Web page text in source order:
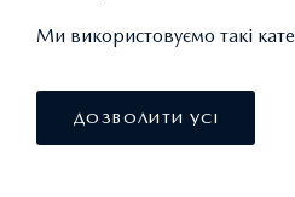
Положення та умови
Ми використовуємо такі
ДОЗВОЛИТИ УСІ